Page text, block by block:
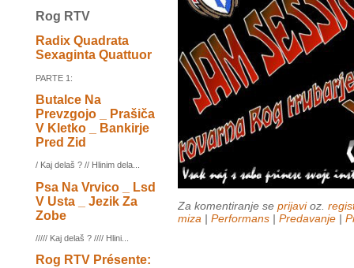
Rog RTV
Radix Quadrata
Sexaginta Quattuor
PARTE 1:
Butalce Na
Prevzgojo _ Prašiča
V Kletko _ Bankirje
Pred Zid
/ Kaj delaš ? // Hlinim dela...
Psa Na Vrvico _ Lsd
V Usta _ Jezik Za
Zobe
///// Kaj delaš ? //// Hlini...
Rog RTV Présente:
Za komentiranje se prijavioz.
miza | Performans | Predavanje |